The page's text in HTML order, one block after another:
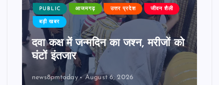
PUBLIC आजमगढ़ उत्तर प्रदेश जीवन शैली
बड़ी खबर
दवा कक्ष में जन्मदिन का जश्न, मरीजों को
घंटों इंतजार
news8pmtoday August 6, 2026